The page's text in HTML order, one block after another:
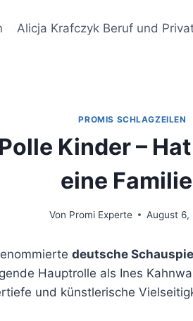
Alicja Krafczyk Beruf und
PROMIS SCHLAGZEILEN
Kinder –
eine
Von Promi Experte August 6,
deutsche
Hauptrolle als Ines
und künstlerische